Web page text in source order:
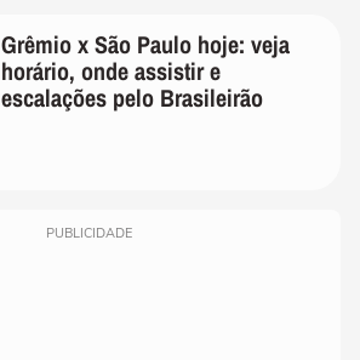
Grêmio x São Paulo hoje: veja
horário, onde assistir e
escalações pelo Brasileirão
PUBLICIDADE